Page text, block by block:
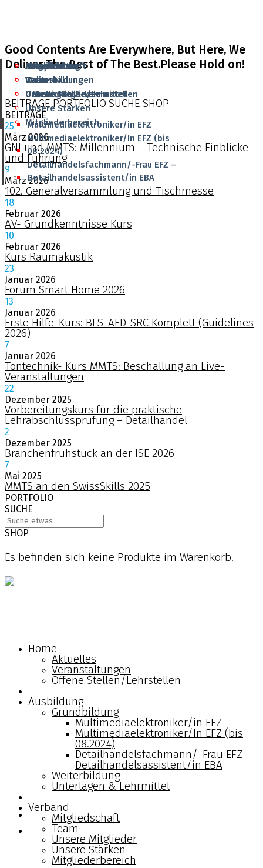
Good Contents Are Everywhere, But Here, We
Deliver The Best of The Best.Please Hold on!
BEITRÄGEPORTFOLIO SUCHE SHOP
BEITRÄGE
25
März 2026
GNI und MMTS: Millennium – Technische Einblicke
und Führung
9
März 2026
102. Generalversammlung und Tischmesse
18
Februar 2026
AV- Grundkenntnisse Kurs
10
Februar 2026
Kurs Raumakustik
23
Januar 2026
Forum Smart Home 2026
13
Januar 2026
Erste Hilfe-Kurs: BLS-AED-SRC Komplett (Guidelines
2026)
7
Januar 2026
Tontechnik- Kurs MMTS: Beschallung an Live-
Veranstaltungen
22
Dezember 2025
Vorbereitungskurs für die praktische
Lehrabschlussprüfung – Detailhandel
2
Dezember 2025
Branchenfrühstück an der ISE 2026
7
Mai 2025
MMTS an den SwissSkills 2025
PORTFOLIO
SUCHE
SHOP
Es befinden sich keine Produkte im Warenkorb.
Aktuelles
Veranstaltungen
Offene Stellen/Lehrstellen
Grundbildung
Multimediaelektroniker/in EFZ
Multimediaelektroniker/In EFZ (bis
08.2024)
Detailhandelsfachmann/-Frau EFZ –
Detailhandelsassistent/in EBA
Weiterbildung
Unterlagen & Lehrmittel
Verband
Mitgliedschaft
Team
Unsere Mitglieder
Unsere Stärken
Mitgliederbereich
Infrastruktur
Team
Geschichte
Deutsch
Français
Italiano
Home
Aktuelles
Veranstaltungen
Offene Stellen/Lehrstellen
Ausbildung
Grundbildung
Multimediaelektroniker/in EFZ
Multimediaelektroniker/In EFZ (bis
08.2024)
Detailhandelsfachmann/-Frau EFZ –
Detailhandelsassistent/in EBA
Weiterbildung
Unterlagen & Lehrmittel
Verband
Mitgliedschaft
Team
Unsere Mitglieder
Unsere Stärken
Mitgliederbereich